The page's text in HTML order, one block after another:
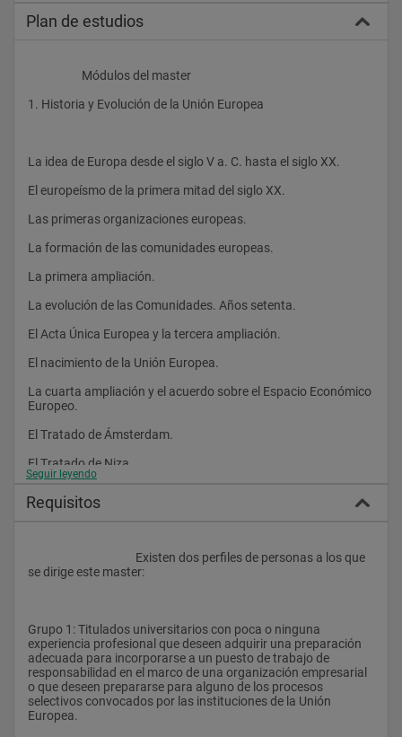
humanos y el Estatuto de Ciudadanía.
Pruebas de admisión
Se trata de tests basados en preguntas de respuestas
múltiples para evaluar sus aptitudes y competencias
generales en materia de razonamiento verbal, razonamiento
numérico y razonamiento abstracto.
Dichas pruebas de admisión se llevan a cabo con ordenador y
en la lengua principal del candidato (salvo en aquellos perfiles
que requieran conocimientos lingüísticos específicos).
Exitae te ofrece una extensa base de ejercicios psicotécnicos
de razonamiento verbal, razonamiento numérico y
razonamiento abstracto, totalmente adaptados a las
exigencias propias de estas pruebas.
No es obligatorio superar estas pruebas psicotécnicas para
obtener el título de Master. Se trata de algo totalmente
opcional y gratuito, por lo que los alumnos que deseen
que abonar cantidad adicional alguna sobre el precio del
Master.
Nuestro Master en Derecho de la Unión Europea pone a tu
Evaluación
Esta fase es distinta dependiendo de la oposición y el perfil de
Plan de estudios
                    Módulos del master
1. Historia y Evolución de la Unión Europea
La idea de Europa desde el siglo V a. C. hasta el siglo XX.
El europeísmo de la primera mitad del siglo XX.
Las primeras organizaciones europeas.
La formación de las comunidades europeas.
La primera ampliación.
La evolución de las Comunidades. Años setenta.
El Acta Única Europea y la tercera ampliación.
El nacimiento de la Unión Europea.
La cuarta ampliación y el acuerdo sobre el Espacio Económico
Europeo.
El Tratado de Ámsterdam.
El Tratado de Niza.
2. Instituciones de la Unión Europea
El Consejo Europeo.
La Comisión Europea.
El Consejo de la Unión Europea.
El Parlamento Europeo.
Seguir leyendo
Requisitos
se dirige este master:
Grupo 1: Titulados universitarios con poca o ninguna
experiencia profesional que deseen adquirir una preparación
adecuada para incorporarse a un puesto de trabajo de
responsabilidad en el marco de una organización empresarial
o que deseen prepararse para alguno de los procesos
selectivos convocados por las instituciones de la Unión
Europea.